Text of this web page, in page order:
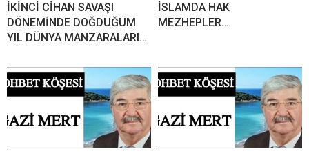
İKİNCİ CİHAN SAVAŞI
DÖNEMİNDE DOĞDUĞUM
YIL DÜNYA MANZARALARI…
İSLAMDA HAK
MEZHEPLER…